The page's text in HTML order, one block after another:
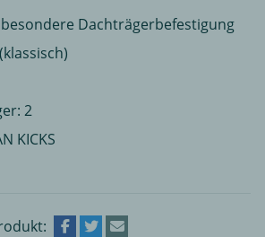
Dachträgerbefestigung
2
KICKS